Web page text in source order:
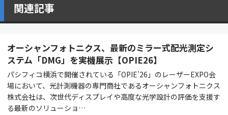
関連記事
オーシャンフォトニクス、最新のミラー式配光測定シ
ステム「DMG」を実機展示【OPIE26】
パシフィコ横浜で開催されている「OPIE’26」のレーザーEXPO会
場において、光計測機器の専門商社であるオーシャンフォトニクス
株式会社は、次世代ディスプレイや高度な光学設計の評価を支援す
る最新のソリューショ…